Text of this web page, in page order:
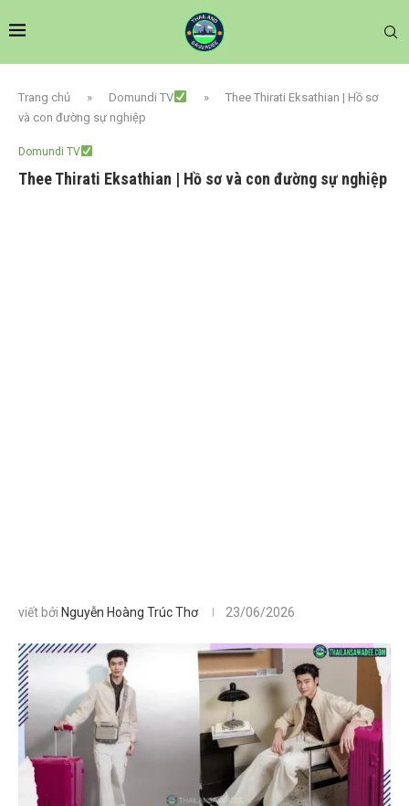
Trang chủ » Domundi TV »
Thee Thirati Eksathian | Hồ sơ
và con đường sự nghiệp
Domundi TV
Thee Thirati Eksathian | Hồ sơ và con đường sự nghiệp
viết bởi Nguyễn Hoàng Trúc Thơ 23/06/2026